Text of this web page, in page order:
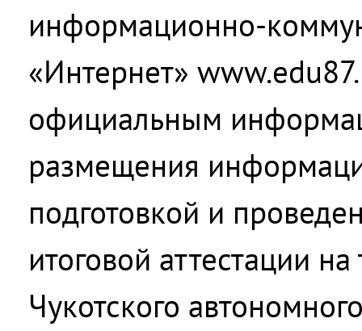
информационно-
«Интернет»
официальным
размещения
подготовкой и
итоговой аттестации
Чукотского